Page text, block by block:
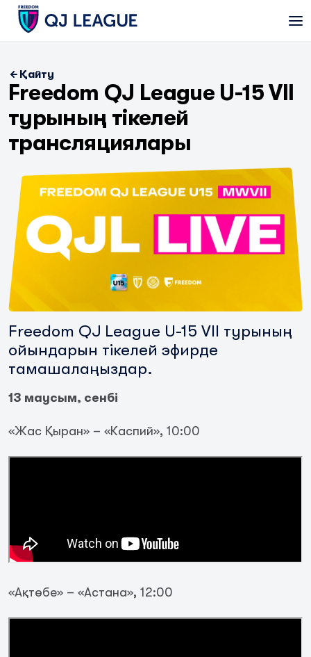
Қайту
Freedom QJ League U-15 VII
турының тікелей
трансляциялары
Freedom QJ League U-15 VII турының
ойындарын тікелей эфирде
тамашалаңыздар.
13 маусым, сенбі
«Жас Қыран» – «Каспий», 10:00
«Ақтөбе» – «Астана», 12:00